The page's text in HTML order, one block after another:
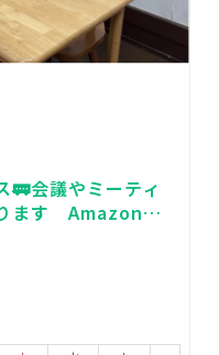
🚃会議やミーティ
ます Amazonプ